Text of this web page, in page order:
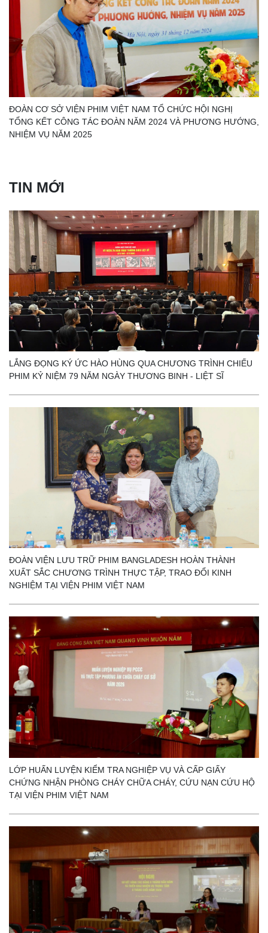
ĐOÀN CƠ SỞ VIỆN PHIM VIỆT NAM TỔ CHỨC HỘI NGHỊ
TỔNG KẾT CÔNG TÁC ĐOÀN NĂM 2024 VÀ PHƯƠNG HƯỚNG,
NHIỆM VỤ NĂM 2025
TIN MỚI
LẮNG ĐỌNG KÝ ỨC HÀO HÙNG QUA CHƯƠNG TRÌNH CHIẾU
PHIM KỶ NIỆM 79 NĂM NGÀY THƯƠNG BINH - LIỆT SĨ
ĐOÀN VIỆN LƯU TRỮ PHIM BANGLADESH HOÀN THÀNH
XUẤT SẮC CHƯƠNG TRÌNH THỰC TẬP, TRAO ĐỔI KINH
NGHIỆM TẠI VIỆN PHIM VIỆT NAM
LỚP HUẤN LUYỆN KIỂM TRA NGHIỆP VỤ VÀ CẤP GIẤY
CHỨNG NHẬN PHÒNG CHÁY CHỮA CHÁY, CỨU NẠN CỨU HỘ
TẠI VIỆN PHIM VIỆT NAM